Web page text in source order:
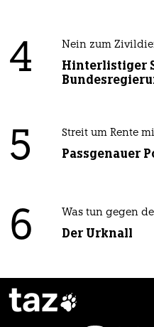
4 Nein zum
Hinterlistiger
5 Streit um Rente
Passgenauer
6 Was tun gegen
Der Urknall
taz